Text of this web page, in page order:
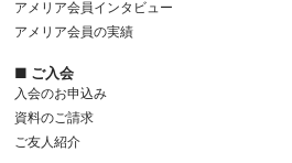
アメリア会員インタビュー
アメリア会員の実績
■ ご入会
入会のお申込み
資料のご請求
ご友人紹介